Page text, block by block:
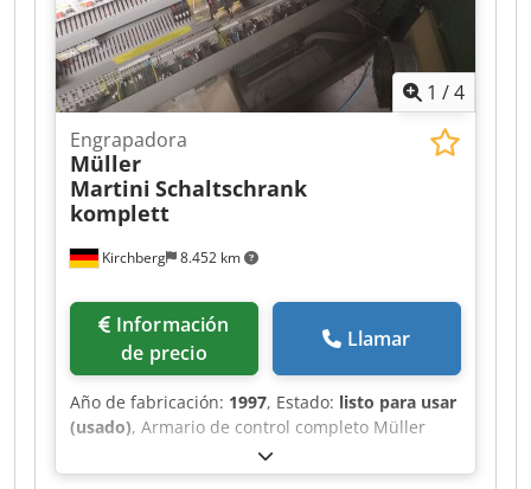
1 /4
Kirchberg 8.452 km
Engrapadora
Müller
Martini Schaltschrank
komplett
de precio
Llamar
Año de fabricación: 1997, Estado: listo para usar
(usado), Armario de control completo Müller
Martini, año de fabricación 1997 Crjdpewvmp
Djfx Ag Esf